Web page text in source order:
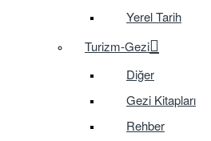
Yerel Tarih
Turizm-Gezi
Diğer
Gezi Kitapları
Rehber